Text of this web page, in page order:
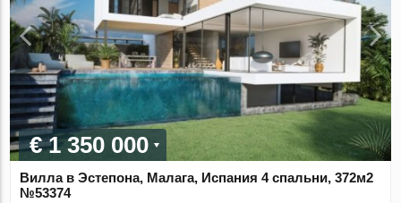
€ 1 350 000
Вилла в Эстепона, Малага, Испания 4 спальни, 372м2
№53374